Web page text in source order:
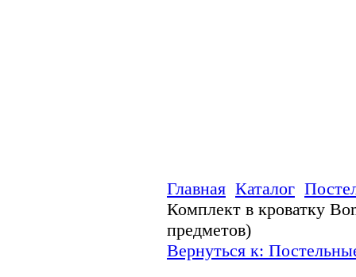
Главная Каталог
Комплект в кроватку
предметов)
Вернуться к: